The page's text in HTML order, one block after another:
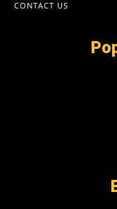
CONTACT US